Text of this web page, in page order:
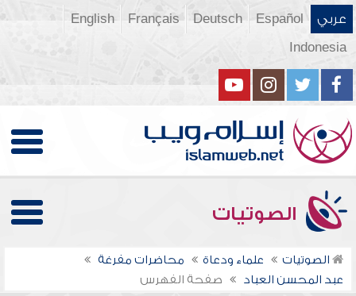
عربي Español
Deutsch
Français
English
Indonesia
الصوتيات
الصوتيات علماء ودعاة
محاضرات مفرغة
عبد المحسن العباد
صفحة الفهرس